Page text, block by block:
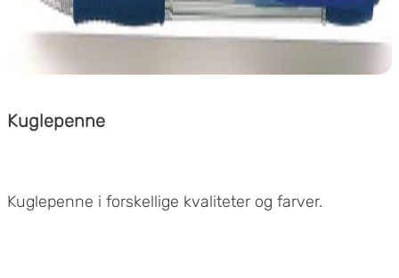
Kuglepenne
Kuglepenne i forskellige kvaliteter og farver.